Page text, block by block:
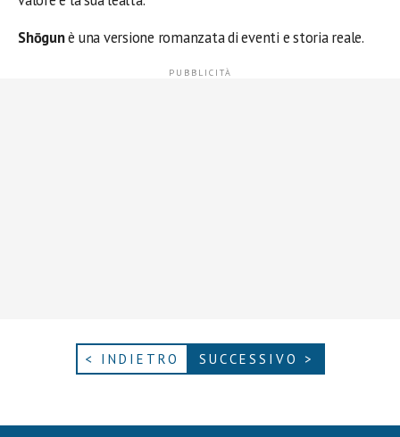
Shōgunè una versione romanzata di eventi e storia reale.
< INDIETRO SUCCESSIVO >